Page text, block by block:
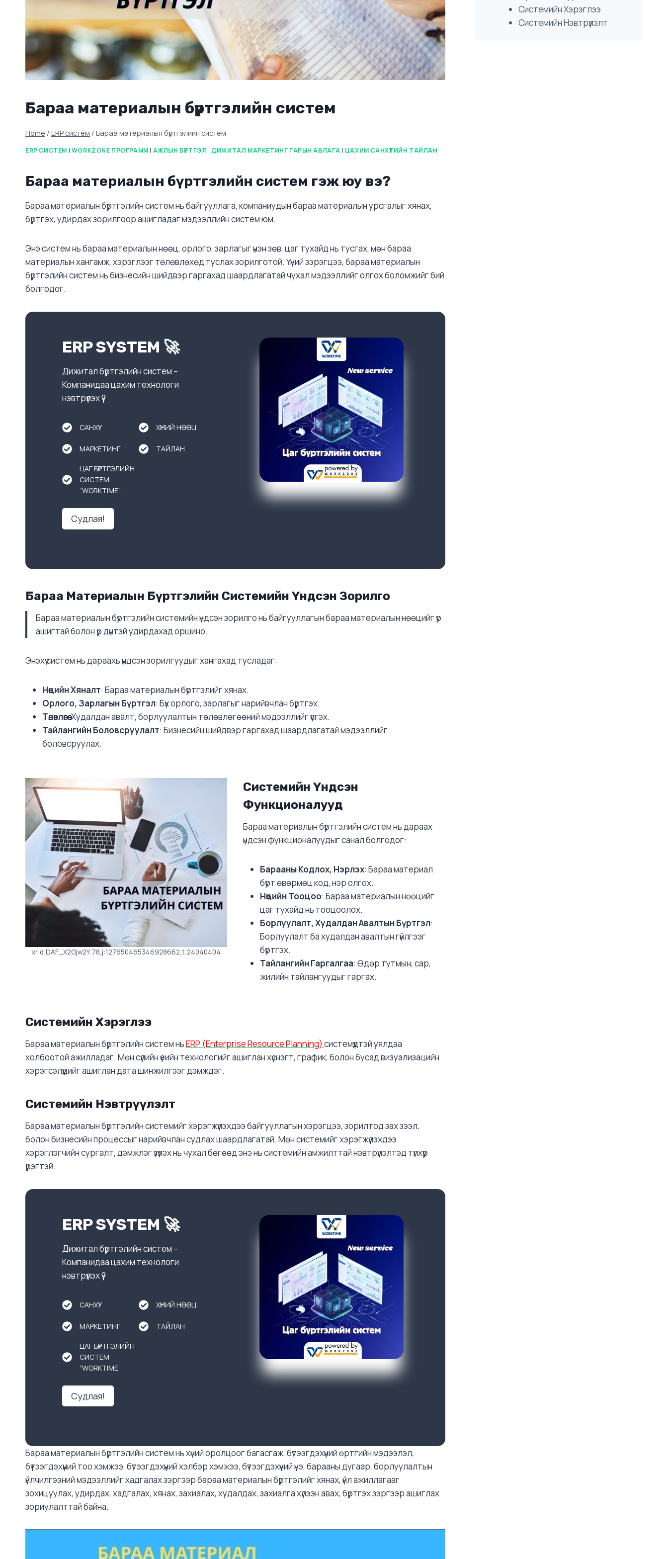
Бараа материалын бүртгэлийн систем
Home / ERP систем / Бараа материалын бүртгэлийн систем
ERP СИСТЕМ | WORKZONE ПРОГРАММ | АЖЛЫН БҮРТГЭЛ | ДИЖИТАЛ МАРКЕТИНГ ГАРЫН АВЛАГА | ЦАХИМ САНХҮҮГИЙН ТАЙЛАН
Бараа материалын бүртгэлийн систем гэж юу вэ?
Бараа материалын бүртгэлийн систем нь байгууллага, компаниудын бараа материалын урсгалыг хянах,
бүртгэх, удирдах зорилгоор ашигладаг мэдээллийн систем юм.
Энэ систем нь бараа материалын нөөц, орлого, зарлагыг үнэн зөв, цаг тухайд нь тусгах, мөн бараа
материалын хангамж, хэрэглээг төлөвлөхөд туслах зорилготой. Үүний зэрэгцээ, бараа материалын
бүртгэлийн систем нь бизнесийн шийдвэр гаргахад шаардлагатай чухал мэдээллийг олгох боломжийг бий
болгодог.
ERP SYSTEM 🚀
Дижитал бүртгэлийн систем –
Компанидаа цахим технологи
нэвтрүүлэх үү?
САНХҮҮ ХҮНИЙ НӨӨЦ
МАРКЕТИНГ ТАЙЛАН
ЦАГ БҮРТГЭЛИЙН
СИСТЕМ
“WORKTIME”
Судлая!
Бараа Материалын Бүртгэлийн Системийн Үндсэн Зорилго
Бараа материалын бүртгэлийн системийн үндсэн зорилго нь байгууллагын бараа материалын нөөцийг үр
ашигтай болон үр дүнтэй удирдахад оршино.
Энэхүү систем нь дараахь үндсэн зорилгуудыг хангахад тусладаг:
Нөөцийн Хяналт: Бараа материалын бүртгэлийг хянах.
Орлого, Зарлагын Бүртгэл: Бүх орлого, зарлагыг нарийвчлан бүртгэх.
Төлөвлөгөө: Худалдан авалт, борлуулалтын төлөвлөгөөний мэдээллийг үүсгэх.
Тайлангийн Боловсруулалт: Бизнесийн шийдвэр гаргахад шаардлагатай мэдээллийг
боловсруулах.
xr:d:DAF_X2Gjw2Y:78,j:127650465346928662,t:24040404
Системийн Үндсэн
Функционалууд
Бараа материалын бүртгэлийн систем нь дараах
үндсэн функционалуудыг санал болгодог:
Барааны Кодлох, Нэрлэх: Бараа материал
бүрт өвөрмөц код, нэр олгох.
Нөөцийн Тооцоо: Бараа материалын нөөцийг
цаг тухайд нь тооцоолох.
Борлуулалт, Худалдан Авалтын Бүртгэл:
Борлуулалт ба худалдан авалтын гүйлгээг
бүртгэх.
Тайлангийн Гаргалгаа: Өдөр тутмын, сар,
жилийн тайлангуудыг гаргах.
Системийн Хэрэглээ
Бараа материалын бүртгэлийн систем ньERP (Enterprise Resource Planning) системүүдтэй уялдаа
холбоотой ажилладаг. Мөн сүүлийн үеийн технологийг ашиглан хүснэгт, график, болон бусад визуализацийн
хэрэгсэлүүдийг ашиглан дата шинжилгээг дэмждэг.
Системийн Нэвтрүүлэлт
Бараа материалын бүртгэлийн системийг хэрэгжүүлэхдээ байгууллагын хэрэгцээ, зорилтод зах зээл,
болон бизнесийн процессыг нарийвчлан судлах шаардлагатай. Мөн системийг хэрэгжүүлэхдээ
хэрэглэгчийн сургалт, дэмжлэг үзүүлэх нь чухал бөгөөд энэ нь системийн амжилттай нэвтрүүлэлтэд түлхүүр
үүрэгтэй.
ERP SYSTEM 🚀
Дижитал бүртгэлийн систем –
Компанидаа цахим технологи
нэвтрүүлэх үү?
САНХҮҮ ХҮНИЙ НӨӨЦ
МАРКЕТИНГ ТАЙЛАН
ЦАГ БҮРТГЭЛИЙН
СИСТЕМ
“WORKTIME”
Судлая!
Бараа материалын бүртгэлийн систем нь хүний оролцоог багасгаж, бүтээгдэхүүний өртгийн мэдээлэл,
бүтээгдэхүүний тоо хэмжээ, бүтээгдэхүүний хэлбэр хэмжээ, бүтээгдэхүүний үнэ, барааны дугаар, борлуулалтын
үйлчилгээний мэдээллийг хадгалах зэргээр бараа материалын бүртгэлийг хянах, үйл ажиллагааг
зохицуулах, удирдах, хадгалах, хянах, захиалах, худалдах, захиалга хүлээн авах, бүртгэх зэргээр ашиглах
зориулалттай байна.
Системийн Хэрэглээ
Системийн Нэвтрүүлэлт